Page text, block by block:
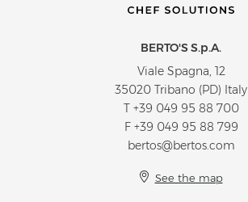
BERTO'S S.p.A.
Viale Spagna, 12
35020 Tribano (PD) Italy
T +39 049 95 88 700
F +39 049 95 88 799
bertos@bertos.com
See the map